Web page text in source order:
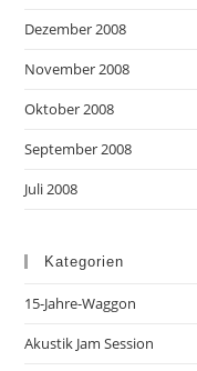
Dezember 2008
November 2008
Oktober 2008
September 2008
Juli 2008
Kategorien
15-Jahre-Waggon
Akustik Jam Session